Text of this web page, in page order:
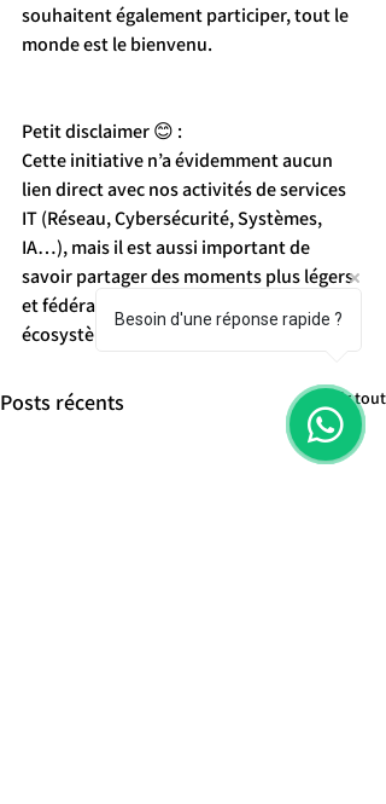
souhaitent également participer, tout le
monde est le bienvenu.
Petit disclaimer 😊 :
Cette initiative n’a évidemment aucun
lien direct avec nos activités de services
IT (Réseau, Cybersécurité, Systèmes,
IA…), mais il est aussi important de
savoir partager des moments plus légers
et fédérateurs avec les acteurs de notre
écosystème.
Posts récents Voir tout
Besoin d'une réponse rapide ?